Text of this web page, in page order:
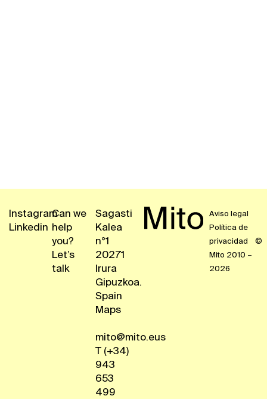
Instagram
Linkedin
Can we
help
you?
Let’s
talk
Sagasti
Kalea
n°1
20271
Irura
Gipuzkoa.
Spain
Maps
mito@mito.eus
T (+34)
943
653
499
Aviso legal
Política de
privacidad
©
Mito 2010 –
2026
EU